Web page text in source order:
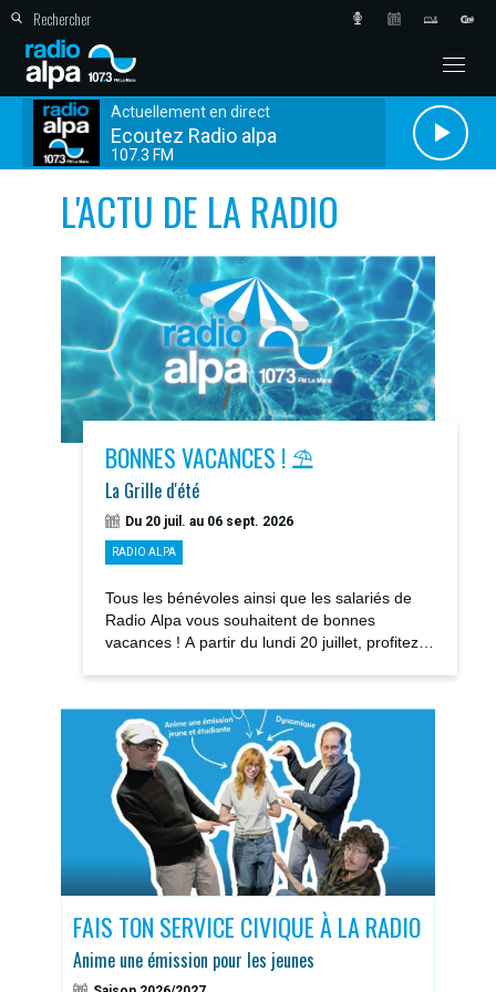
Actuellement en direct
Ecoutez Radio alpa
107.3 FM
L'ACTU DE LA RADIO
BONNES VACANCES ! ⛱️
La Grille d'été
Du 20 juil. au 06 sept. 2026
RADIO ALPA
Tous les bénévoles ainsi que les salariés de
Radio Alpa vous souhaitent de bonnes
vacances ! A partir du lundi 20 juillet, profitez
FAIS TON SERVICE CIVIQUE À LA RADIO
Anime une émission pour les jeunes